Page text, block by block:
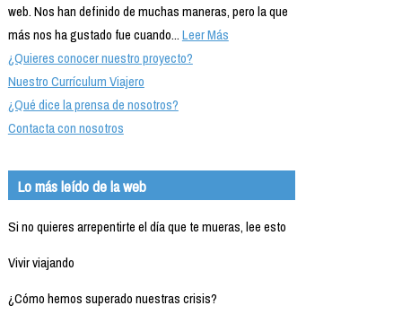
web. Nos han definido de muchas maneras, pero la que
más nos ha gustado fue cuando...Leer Más
¿Quieres conocer nuestro proyecto?
Nuestro Currículum Viajero
¿Qué dice la prensa de nosotros?
Contacta con nosotros
Lo más leído de la web
Si no quieres arrepentirte el día que te mueras, lee esto
Vivir viajando
¿Cómo hemos superado nuestras crisis?